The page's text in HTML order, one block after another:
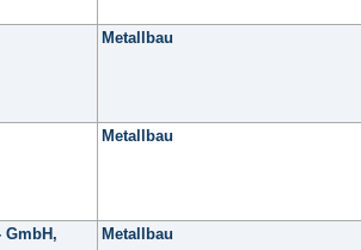
Metallbau
Metallbau
GmbH,
Metallbau